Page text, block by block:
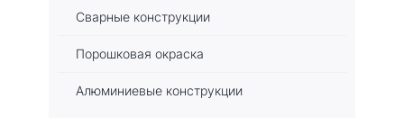
Сварные конструкции
Порошковая окраска
Алюминиевые конструкции